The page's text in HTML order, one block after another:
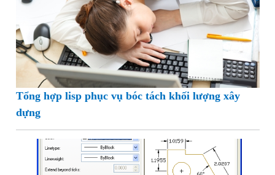
Tổng hợp lisp phục vụ bóc tách khối lượng xây
dựng